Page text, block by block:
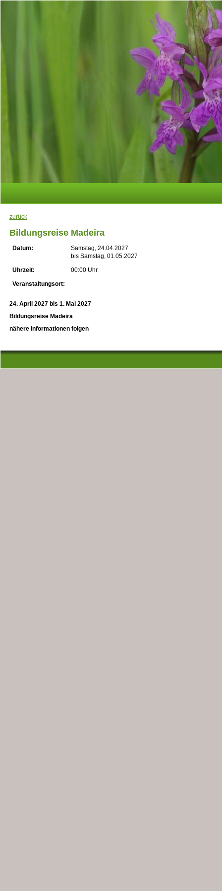
zurück
Bildungsreise Madeira
Datum:
Samstag, 24.04.2027
bis Samstag, 01.05.2027
Uhrzeit:
00:00 Uhr
Veranstaltungsort:
24. April 2027 bis 1. Mai 2027
Bildungsreise Madeira
nähere Informationen folgen